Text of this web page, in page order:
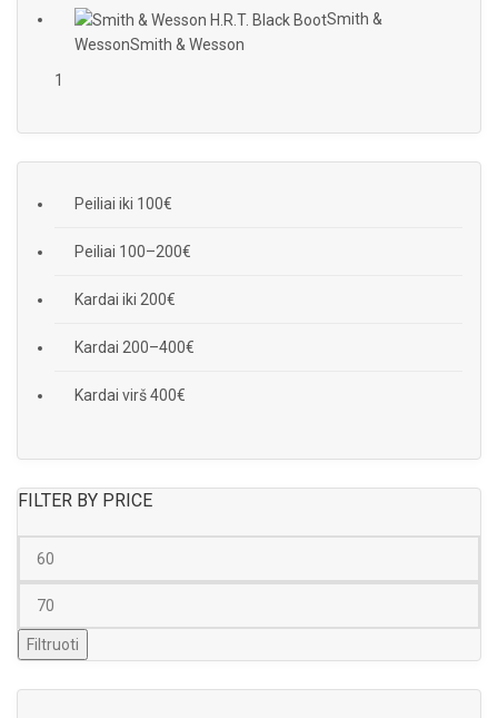
Smith &
WessonSmith & Wesson
1
Peiliai iki 100€
Peiliai 100–200€
Kardai iki 200€
Kardai 200–400€
Kardai virš 400€
FILTER BY PRICE
Filtruoti